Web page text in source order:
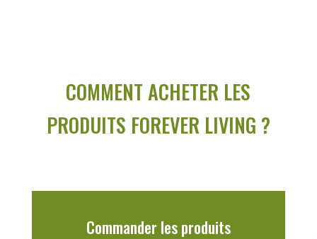
COMMENT ACHETER LES
PRODUITS FOREVER LIVING ?
Commander les produits